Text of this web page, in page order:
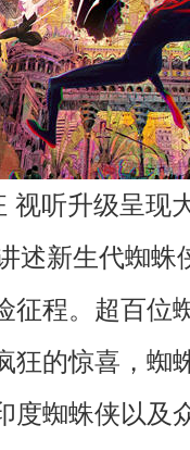
视听升级呈现
述新生代蜘
征程。超百位
狂的惊喜，蜘
度蜘蛛侠以及